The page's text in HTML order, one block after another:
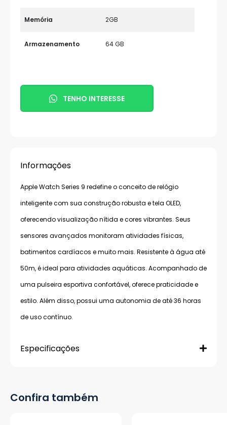
Memória 2GB
Armazenamento 64 GB
TENHO INTERESSE
Informações
Apple Watch Series 9 redefine o conceito de relógio
inteligente com sua construção robusta e tela OLED,
oferecendo visualização nítida e cores vibrantes. Seus
sensores avançados monitoram atividades físicas,
batimentos cardíacos e muito mais. Resistente à água até
50m, é ideal para atividades aquáticas. Acompanhado de
uma pulseira esportiva confortável, oferece praticidade e
estilo. Além disso, possui uma autonomia de até 36 horas
de uso contínuo.
Especificações
Confira também